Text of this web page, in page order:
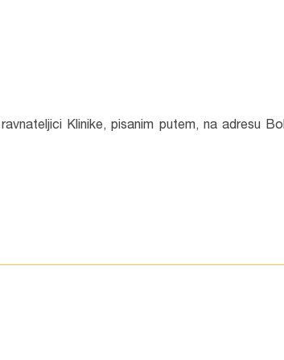
Klinike, pisanim putem, na adresu